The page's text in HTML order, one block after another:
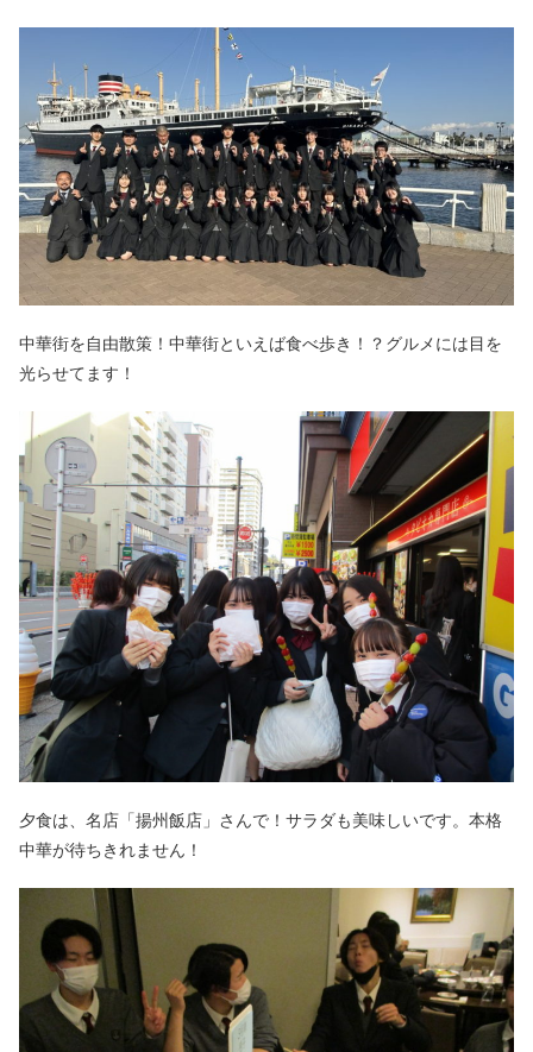
中華街を自由散策！中華街といえば食べ歩き！？グルメには目を
光らせてます！
夕食は、名店「揚州飯店」さんで！サラダも美味しいです。本格
中華が待ちきれません！